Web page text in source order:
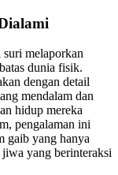
melaporkan
dunia fisik.
dengan detail
mendalam dan
hidup mereka
pengalaman ini
gaib yang hanya
yang berinteraksi